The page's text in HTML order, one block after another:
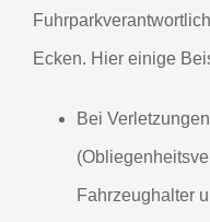
Ecken. Hier einige
Bei
Fahrzeughalter